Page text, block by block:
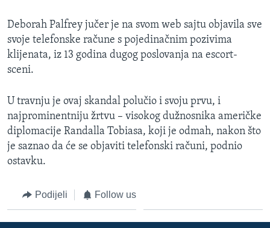
Learning English
PRATITE NAS
Jezici
Deborah Palfrey jučer je na svom web sajtu objavila sve
svoje telefonske račune s pojedinačnim pozivima
klijenata, iz 13 godina dugog poslovanja na escort-
sceni.
U travnju je ovaj skandal polučio i svoju prvu, i
najprominentniju žrtvu – visokog dužnosnika američke
diplomacije Randalla Tobiasa, koji je odmah, nakon što
je saznao da će se objaviti telefonski računi, podnio
ostavku.
Podijeli Follow us